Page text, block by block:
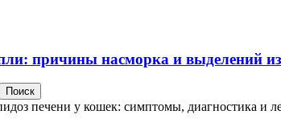
причины насморка и выделений
печени у кошек: симптомы, диагностика и